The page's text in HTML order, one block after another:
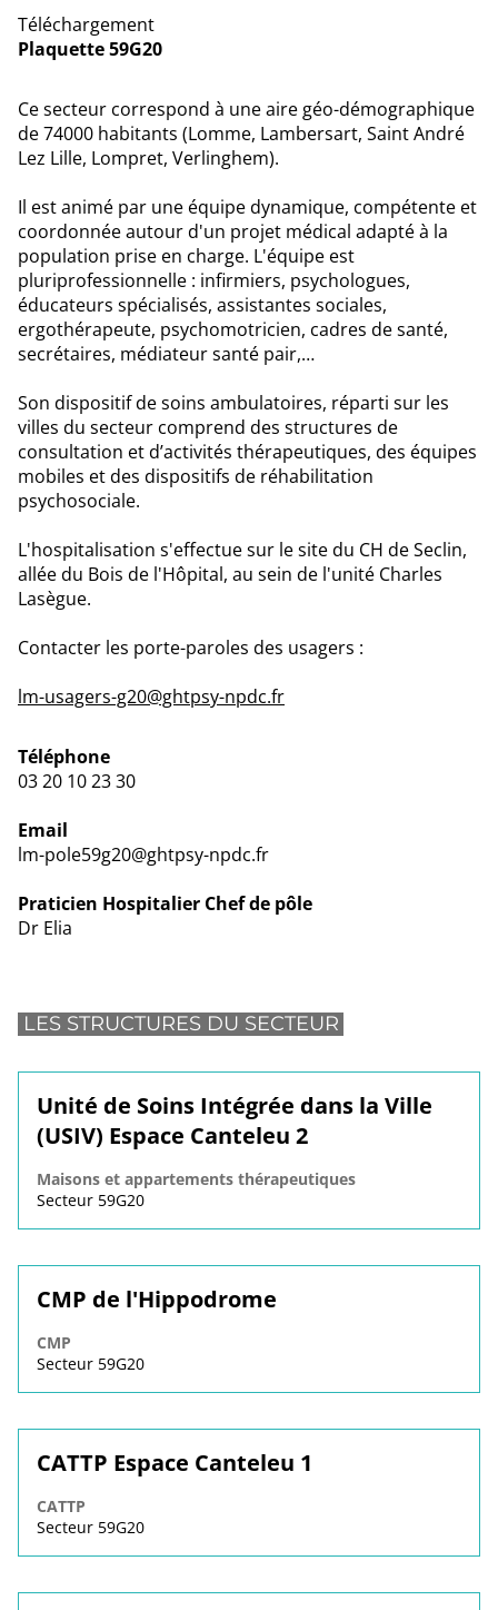
Téléchargement
Plaquette 59G20
Ce secteur correspond à une aire géo-démographique
de 74000 habitants (Lomme, Lambersart, Saint André
Lez Lille, Lompret, Verlinghem).
Il est animé par une équipe dynamique, compétente et
coordonnée autour d'un projet médical adapté à la
population prise en charge. L'équipe est
pluriprofessionnelle : infirmiers, psychologues,
éducateurs spécialisés, assistantes sociales,
ergothérapeute, psychomotricien, cadres de santé,
secrétaires, médiateur santé pair,…
Son dispositif de soins ambulatoires, réparti sur les
villes du secteur comprend des structures de
consultation et d’activités thérapeutiques, des équipes
mobiles et des dispositifs de réhabilitation
psychosociale.
L'hospitalisation s'effectue sur le site du CH de Seclin,
allée du Bois de l'Hôpital, au sein de l'unité Charles
Lasègue.
Contacter les porte-paroles des usagers :
lm-usagers-g20@ghtpsy-npdc.fr
Téléphone
03 20 10 23 30
Email
lm-pole59g20@ghtpsy-npdc.fr
Praticien Hospitalier Chef de pôle
Dr Elia
LES STRUCTURES DU SECTEUR
Unité de Soins Intégrée dans la Ville
(USIV) Espace Canteleu 2
Maisons et appartements thérapeutiques
Secteur 59G20
CMP de l'Hippodrome
CMP
Secteur 59G20
CATTP Espace Canteleu 1
CATTP
Secteur 59G20